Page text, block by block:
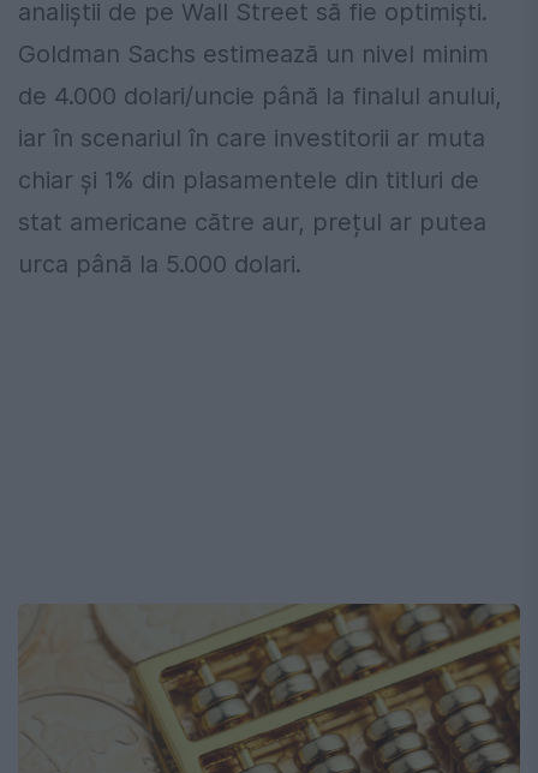
analiștii de pe Wall Street să fie optimiști.
Goldman Sachs estimează un nivel minim
de 4.000 dolari/uncie până la finalul anului,
iar în scenariul în care investitorii ar muta
chiar și 1% din plasamentele din titluri de
stat americane către aur, prețul ar putea
urca până la 5.000 dolari.